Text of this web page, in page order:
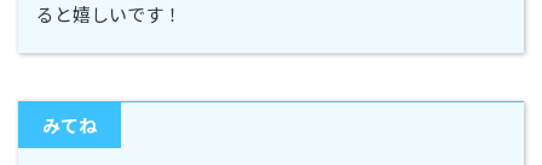
ると嬉しいです！
みてね